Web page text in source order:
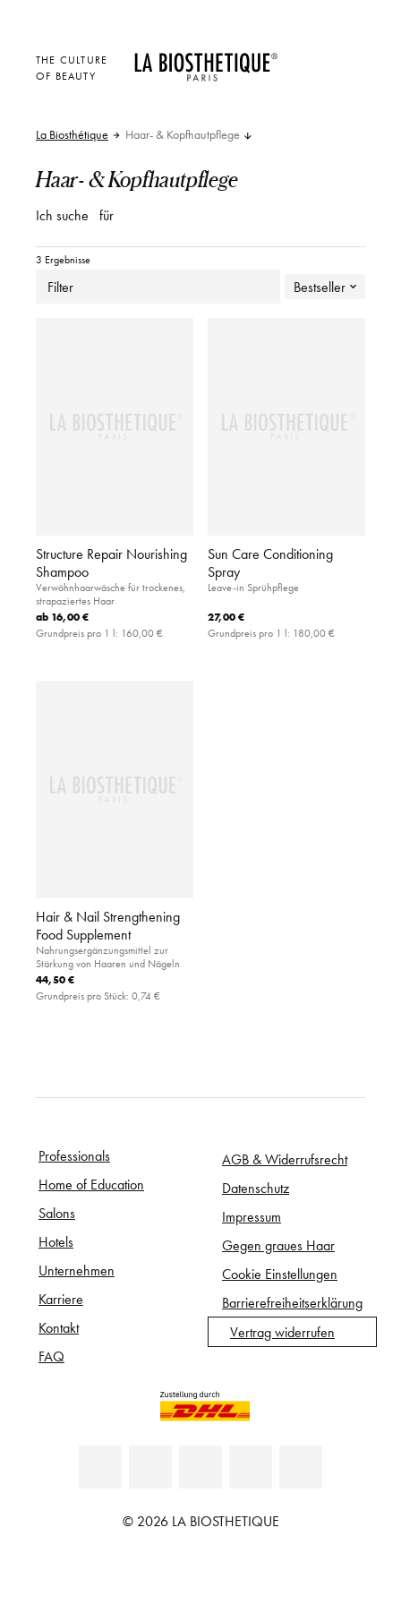
THE CULTURE
OF BEAUTY
La Biosthétique Haar- & Kopfhautpflege
Haar- & Kopfhautpflege
Ich suche für
3 Ergebnisse
Filter Bestseller
Structure Repair Nourishing
Shampoo
Verwöhnhaarwäsche für trockenes,
strapaziertes Haar
ab 16,00 €
Grundpreis pro 1 l: 160,00 €
Sun Care Conditioning
Spray
Leave-in Sprühpflege
27,00 €
Grundpreis pro 1 l: 180,00 €
Hair & Nail Strengthening
Food Supplement
Nahrungsergänzungsmittel zur
Stärkung von Haaren und Nägeln
44,50 €
Grundpreis pro Stück: 0,74 €
Professionals
Home of Education
Salons
Hotels
Unternehmen
Karriere
Kontakt
FAQ
AGB & Widerrufsrecht
Datenschutz
Impressum
Gegen graues Haar
Cookie Einstellungen
Barrierefreiheitserklärung
Vertrag widerrufen
© 2026 LA BIOSTHETIQUE